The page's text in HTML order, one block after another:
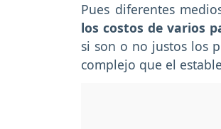
Pues diferentes
los costos de varios
si son o no justos los
complejo que el